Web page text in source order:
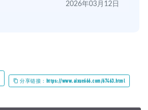
2026年03月12日
分享链接：https://www.aixue666.com/67463.html